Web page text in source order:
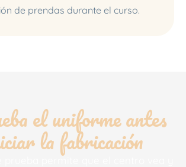
de prendas durante el curso.
el uniforme antes
la fabricación
prueba permite que el centro vea y